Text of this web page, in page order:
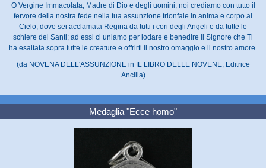
O Vergine Immacolata, Madre di Dio e degli uomini, noi crediamo con tutto il
fervore della nostra fede nella tua assunzione trionfale in anima e corpo al
Cielo, dove sei acclamata Regina da tutti i cori degli Angeli e da tutte le
schiere dei Santi; ad essi ci uniamo per lodare e benedire il Signore che Ti
ha esaltata sopra tutte le creature e offrirti il nostro omaggio e il nostro amore.
(da NOVENA DELL'ASSUNZIONE in IL LIBRO DELLE NOVENE, Editrice
Ancilla)
Medaglia "Ecce homo"